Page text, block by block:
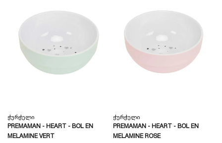
Ჭურჭელი
PREMAMAN - HEART - BOL EN
MELAMINE VERT
Ჭურჭელი
PREMAMAN - HEART - BOL EN
MELAMINE ROSE